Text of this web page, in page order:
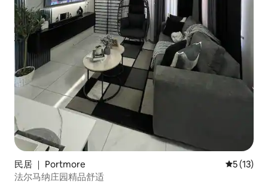
民居 ｜ Portmore 平均评分
5 (13)
法尔马纳庄园精品舒适